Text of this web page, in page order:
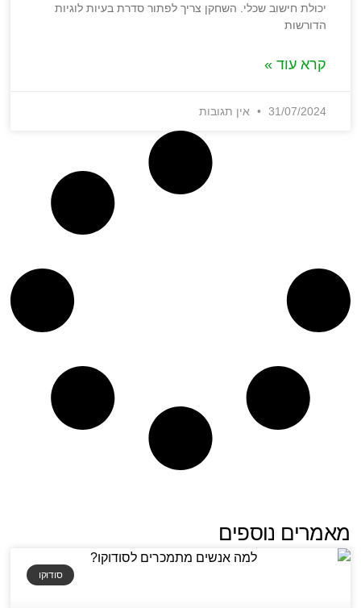
יכולת חישוב שכלי. השחקן צריך לפתור סדרת בעיות לוגיות
הדורשות
קרא עוד »
31/07/2024 אין תגובות
מאמרים נוספים
סודוקו